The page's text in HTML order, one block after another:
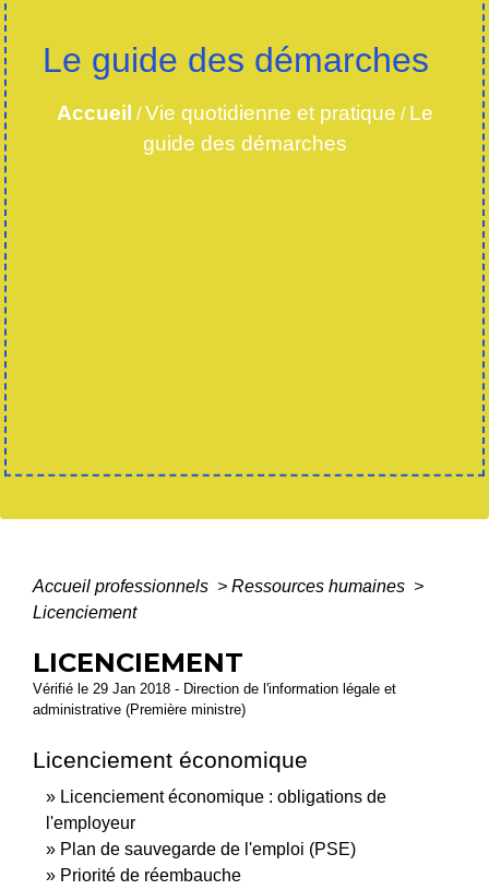
Le guide des démarches
Accueil /Vie quotidienne et pratique / Le
guide des démarches
Accueil professionnels > Ressources humaines >
Licenciement
LICENCIEMENT
Vérifié le 29 Jan 2018 - Direction de l'information légale et
administrative (Première ministre)
Licenciement économique
Licenciement économique : obligations de
l'employeur
Plan de sauvegarde de l'emploi (PSE)
Priorité de réembauche